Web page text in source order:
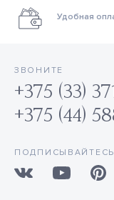
Удобная
ЗВОНИТЕ
+375 (33)
+375 (44)
ПОДПИСЫВАЙТЕСЬ